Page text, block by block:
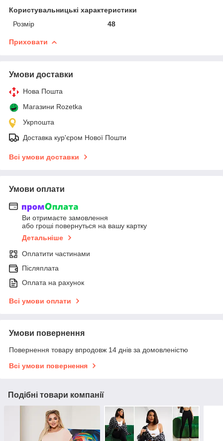
Користувальницькі характеристики
Розмір
48
Приховати
Умови доставки
Нова Пошта
Магазини Rozetka
Укрпошта
Доставка кур'єром Нової Пошти
Всі умови доставки
Умови оплати
Ви отримаєте замовлення
або гроші повернуться на вашу картку
Детальніше
Оплатити частинами
Післяплата
Оплата на рахунок
Всі умови оплати
Умови повернення
Повернення товару впродовж 14 днів за домовленістю
Всі умови повернення
Подібні товари компанії